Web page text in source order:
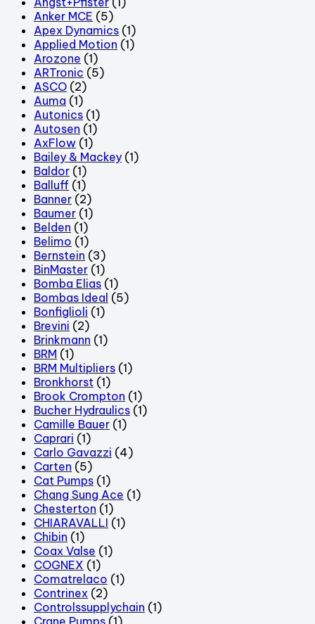
Anker MCE (5)
Apex Dynamics (1)
Applied Motion (1)
Arozone (1)
ARTronic (5)
ASCO (2)
Auma (1)
Autonics (1)
Autosen (1)
AxFlow (1)
Bailey & Mackey (1)
Baldor (1)
Balluff (1)
Banner (2)
Baumer (1)
Belden (1)
Belimo (1)
Bernstein (3)
BinMaster (1)
Bomba Elias (1)
Bombas Ideal (5)
Bonfiglioli (1)
Brevini (2)
Brinkmann (1)
BRM (1)
BRM Multipliers (1)
Bronkhorst (1)
Brook Crompton (1)
Bucher Hydraulics (1)
Camille Bauer (1)
Caprari (1)
Carlo Gavazzi (4)
Carten (5)
Cat Pumps (1)
Chang Sung Ace (1)
Chesterton (1)
CHIARAVALLI (1)
Chibin (1)
Coax Valse (1)
COGNEX (1)
Comatrelaco (1)
Contrinex (2)
Controlssupplychain (1)
Crane Pumps (1)